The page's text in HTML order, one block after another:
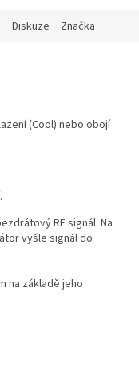
Diskuze Značka
(Cool) nebo obojí
RF signál. Na
vyšle signál do
na základě jeho